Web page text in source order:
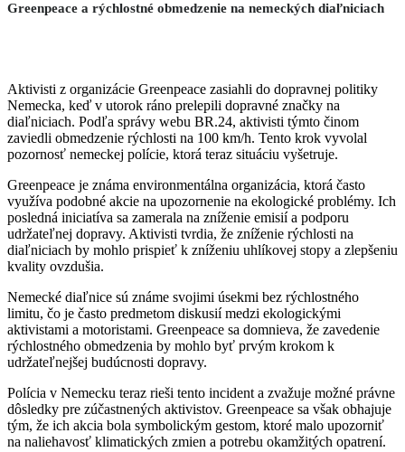
Greenpeace a rýchlostné obmedzenie na nemeckých diaľniciach
Aktivisti z organizácie Greenpeace zasiahli do dopravnej politiky
Nemecka, keď v utorok ráno prelepili dopravné značky na
diaľniciach. Podľa správy webu BR.24, aktivisti týmto činom
zaviedli obmedzenie rýchlosti na 100 km/h. Tento krok vyvolal
pozornosť nemeckej polície, ktorá teraz situáciu vyšetruje.
Greenpeace je známa environmentálna organizácia, ktorá často
využíva podobné akcie na upozornenie na ekologické problémy. Ich
posledná iniciatíva sa zamerala na zníženie emisií a podporu
udržateľnej dopravy. Aktivisti tvrdia, že zníženie rýchlosti na
diaľniciach by mohlo prispieť k zníženiu uhlíkovej stopy a zlepšeniu
kvality ovzdušia.
Nemecké diaľnice sú známe svojimi úsekmi bez rýchlostného
limitu, čo je často predmetom diskusií medzi ekologickými
aktivistami a motoristami. Greenpeace sa domnieva, že zavedenie
rýchlostného obmedzenia by mohlo byť prvým krokom k
udržateľnejšej budúcnosti dopravy.
Polícia v Nemecku teraz rieši tento incident a zvažuje možné právne
dôsledky pre zúčastnených aktivistov. Greenpeace sa však obhajuje
tým, že ich akcia bola symbolickým gestom, ktoré malo upozorniť
na naliehavosť klimatických zmien a potrebu okamžitých opatrení.